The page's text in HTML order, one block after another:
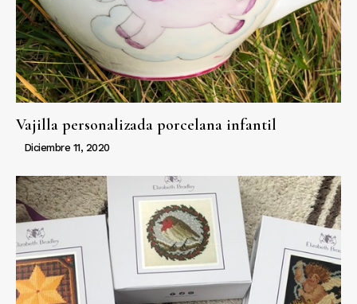
Vajilla personalizada porcelana infantil
Diciembre 11, 2020